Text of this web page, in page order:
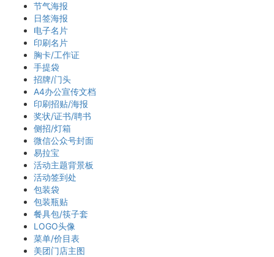
节气海报
日签海报
电子名片
印刷名片
胸卡/工作证
手提袋
招牌/门头
A4办公宣传文档
印刷招贴/海报
奖状/证书/聘书
侧招/灯箱
微信公众号封面
易拉宝
活动主题背景板
活动签到处
包装袋
包装瓶贴
餐具包/筷子套
LOGO头像
菜单/价目表
美团门店主图